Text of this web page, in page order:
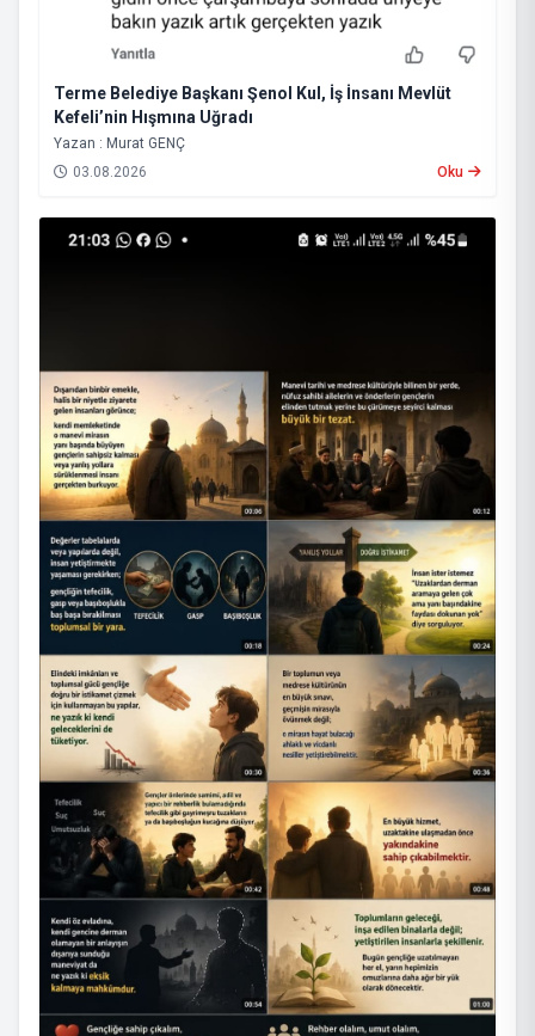
Terme Belediye Başkanı Şenol Kul, İş İnsanı Mevlüt
Kefeli’nin Hışmına Uğradı
Yazan : Murat GENÇ
03.08.2026
Oku